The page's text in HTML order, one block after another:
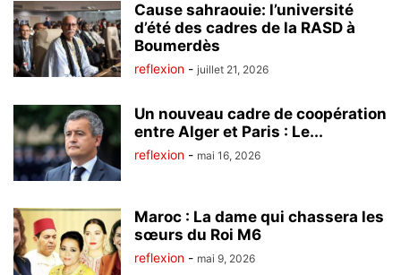
Cause sahraouie: l’université
d’été des cadres de la RASD à
Boumerdès
reflexion - juillet 21, 2026
Un nouveau cadre de coopération
entre Alger et Paris : Le...
reflexion - mai 16, 2026
Maroc : La dame qui chassera les
sœurs du Roi M6
reflexion - mai 9, 2026